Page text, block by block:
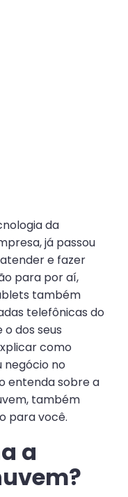
da
já passou
e fazer
para por aí,
também
telefônicas do
dos seus
como
negócio no
entenda sobre a
também
para você.
a